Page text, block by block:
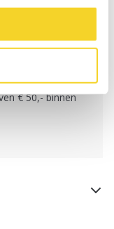
12:00 uur
dag verzonden
€ 50,- binnen